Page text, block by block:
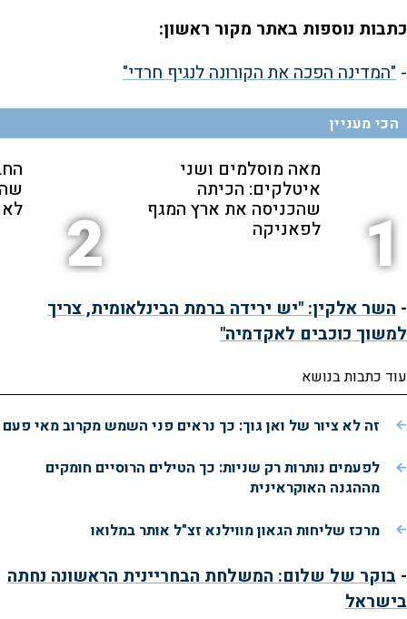
כתבות נוספות באתר מקור ראשון:
- "המדינה הפכה את הקורונה לנגיף חרדי"
הכי מעניין
1
מאה מוסלמים ושני
איטלקים: הכיתה
שהכניסה את ארץ המגף
לפאניקה 2
- השר אלקין: "יש ירידה ברמת הבינלאומית, צריך
למשוך כוכבים לאקדמיה"
עוד כתבות בנושא
זה לא ציור של ואן גוך: כך נראים פני השמש מקרוב מאי פעם
לפעמים נותרות רק שניות: כך הטילים הרוסיים חומקים
מההגנה האוקראינית
מרכז שליחות הגאון מווילנא זצ"ל אותר במלואו
- בוקר של שלום: המשלחת הבחריינית הראשונה נחתה
בישראל